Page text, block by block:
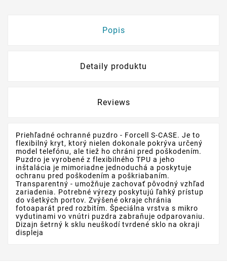
Popis
Detaily produktu
Reviews
Priehľadné ochranné puzdro - Forcell S-CASE. Je to
flexibilný kryt, ktorý nielen dokonale pokrýva určený
model telefónu, ale tiež ho chráni pred poškodením.
Puzdro je vyrobené z flexibilného TPU a jeho
inštalácia je mimoriadne jednoduchá a poskytuje
ochranu pred poškodením a poškriabaním.
Transparentný - umožňuje zachovať pôvodný vzhľad
zariadenia. Potrebné výrezy poskytujú ľahký prístup
do všetkých portov. Zvýšené okraje chránia
fotoaparát pred rozbitím. Špeciálna vrstva s mikro
vydutinami vo vnútri puzdra zabraňuje odparovaniu.
Dizajn šetrný k sklu neuškodí tvrdené sklo na okraji
displeja